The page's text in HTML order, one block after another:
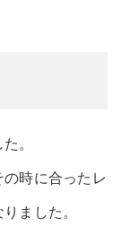
。
時に合ったレ
ました。